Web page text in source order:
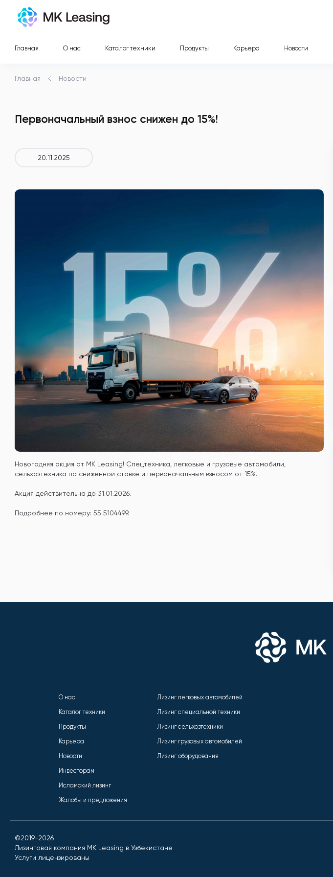
Главная О нас Каталог техники Продукты Карьера Новости
Главная Новости
Первоначальный взнос снижен до 15%!
20.11.2025
Новогодняя акция от MK Leasing! Спецтехника, легковые и грузовые автомобили,
сельхозтехника по сниженной ставке и первоначальным взносом от 15%.
Акция действительна до 31.01.2026.
Подробнее по номеру: 55 5104499.
О нас
Каталог техники
Продукты
Карьера
Новости
Инвесторам
Исламский лизинг
Жалобы и предложения
Лизинг легковых автомобилей
Лизинг специальной техники
Лизинг сельхозтехники
Лизинг грузовых автомобилей
Лизинг оборудования
©2019-2026
Лизинговая компания MK Leasing в Узбекистане
Услуги лицензированы